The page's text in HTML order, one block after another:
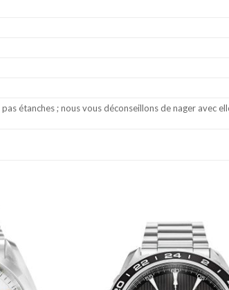
étanches ; nous vous déconseillons de nager avec